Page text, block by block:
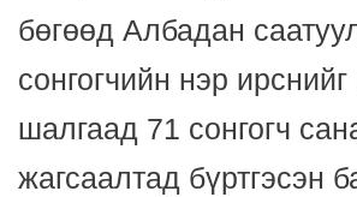
бөгөөд Албадан
сонгогчийн нэр
шалгаад 71 сонгогч
жагсаалтад бүртгэсэн